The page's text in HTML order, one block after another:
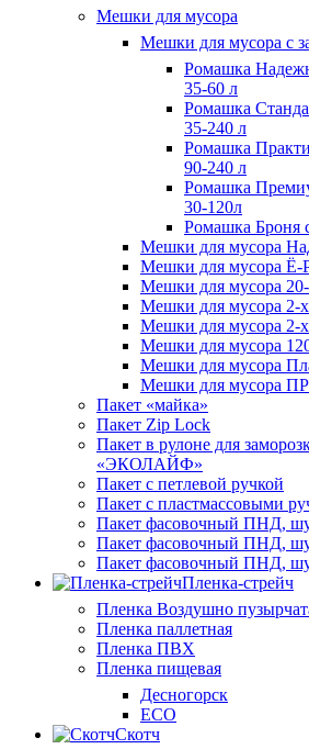
Мешки для мусора
Мешки для мусора с
Ромашка
35-60 л
Ромашка
35-240 л
Ромашка
90-240 л
Ромашка
30-120л
Ромашка Броня
Мешки для мусора
Мешки для мусора Ё-
Мешки для мусора
Мешки для мусора
Мешки для мусора
Мешки для мусора
Мешки для мусора
Мешки для мусора
Пакет «майка»
Пакет Zip Lock
Пакет в рулоне для
«ЭКОЛАЙФ»
Пакет с петлевой ручкой
Пакет с пластмассовыми
Пакет фасовочный ПНД,
Пакет фасовочный ПНД,
Пакет фасовочный ПНД,
Пленка-стрейч
Пленка Воздушно
Пленка паллетная
Пленка ПВХ
Пленка пищевая
Десногорск
ECO
Скотч